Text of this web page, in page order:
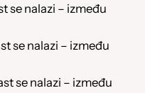
se nalazi – između
se nalazi – između
se nalazi – između